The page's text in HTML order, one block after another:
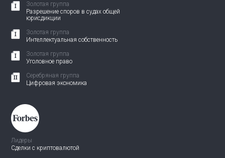
Золотая группа
Разрешение споров в судах общей
юрисдикции
Золотая группа
Интеллектуальная собственность
Золотая группа
Уголовное право
Серебряная группа
Цифровая экономика
Лидеры
Сделки с криптовалютой